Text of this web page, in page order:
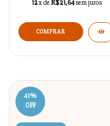
12x de R$21,64 sem juros
41%
OFF